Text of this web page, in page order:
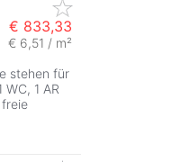
€ 833,33
€ 6,51 / m²
stehen für
1 AR